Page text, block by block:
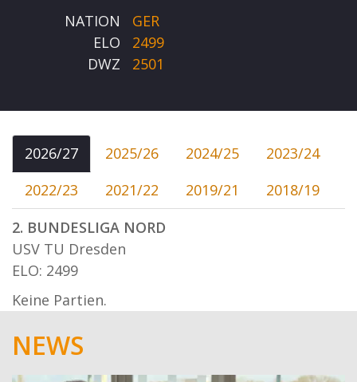
NATION
GER
ELO
2499
DWZ
2501
2026/27 2025/26 2024/25
2023/24
2022/23
2021/22 2019/21
2018/19
2. BUNDESLIGA NORD
USV TU Dresden
ELO: 2499
Keine Partien.
NEWS